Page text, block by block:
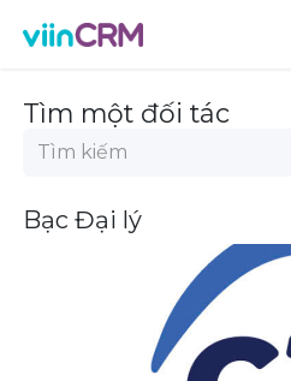
Tìm một đối tác
Bạc Đại lý